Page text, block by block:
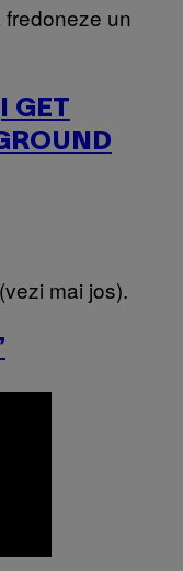
un
GET
mai jos).